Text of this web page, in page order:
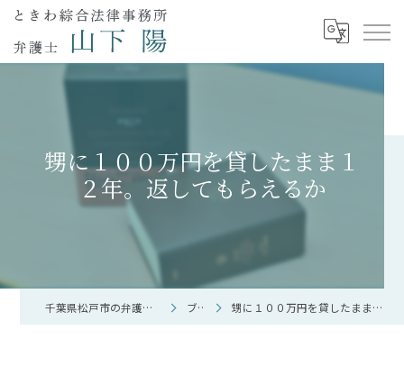
甥に１００万円を貸したまま１
２年。返してもらえるか
千葉県松戸市の弁護士なら弁護士 山下 陽 ブログ 甥に１００万円を貸したまま１２年。返してもらえるか